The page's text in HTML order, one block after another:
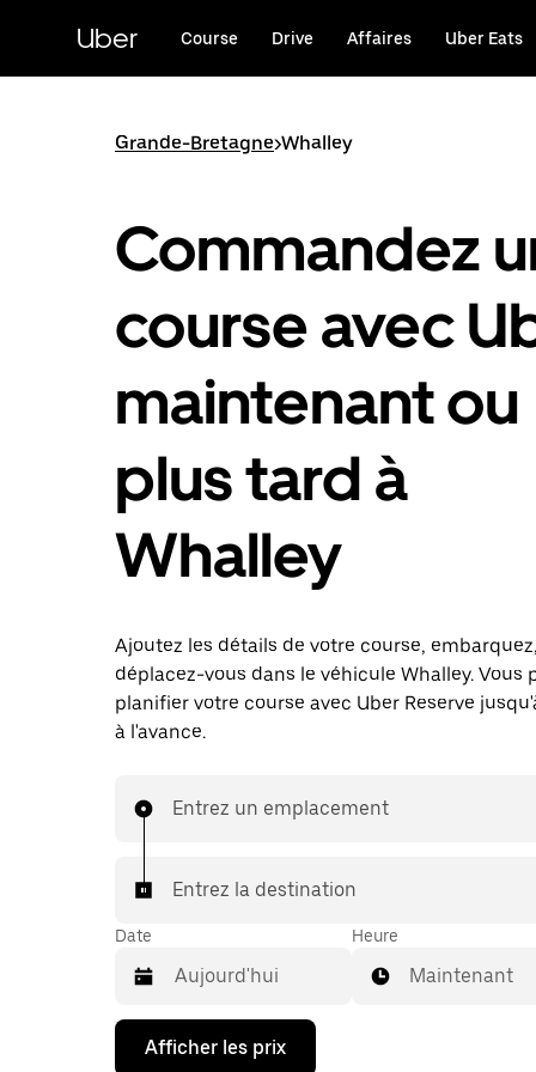
principal
Uber Course Drive Affaires Uber Eats
Grande-Bretagne>Whalley
Commandez
course avec
maintenant ou
plus tard à
Whalley
Ajoutez les détails de votre course,
déplacez-vous dans le véhicule Whalley. Vous
planifier votre course avec Uber Reserve
à l'avance.
Entrez un emplacement
Entrez la destination
Date
Appuyez
Heure
Maintenant
Afficher les prix